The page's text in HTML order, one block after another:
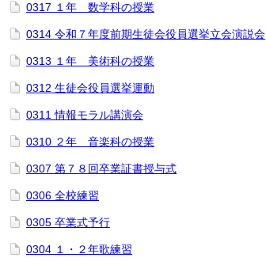
0317 １年 数学科の授業
0314 令和７年度前期生徒会役員選挙立会演説会
0313 １年 美術科の授業
0312 生徒会役員選挙運動
0311 情報モラル講演会
0310 ２年 音楽科の授業
0307 第７８回卒業証書授与式
0306 全校練習
0305 卒業式予行
0304 １・２年歌練習